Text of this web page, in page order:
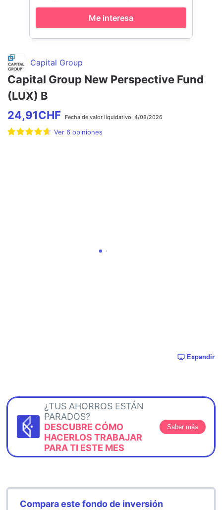
Capital Group
Capital Group New Perspective Fund
(LUX) B
24,91CHF Fecha de valor liquidativo: 4/08/2026
Ver 6 opiniones
Expandir
¿TUS AHORROS ESTÁN
PARADOS?
DESCUBRE CÓMO
HACERLOS TRABAJAR
PARA TI ESTE MES
Saber más
Compara este fondo de inversión
Growth
Me interesa